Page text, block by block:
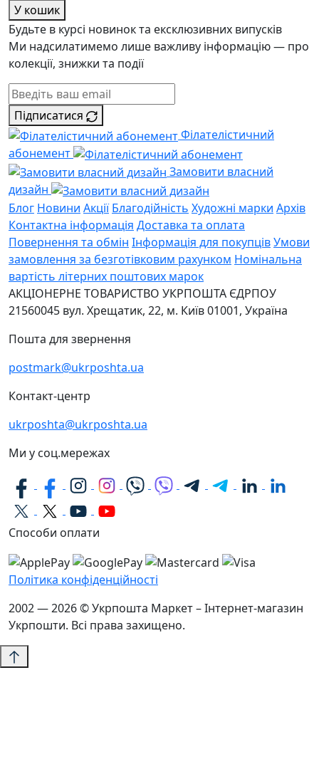
У кошик
Будьте в курсі новинок та ексклюзивних випусків
Ми надсилатимемо лише важливу інформацію — про
колекції, знижки та події
Підписатися
Філателістичний
абонемент
Замовити власний
дизайн
Блог Новини Акції Благодійність Художні марки Архів
Контактна інформація Доставка та оплата
Повернення та обмін Інформація для покупцівУмови
замовлення за безготівковим рахунком Номінальна
вартість літерних поштових марок
АКЦІОНЕРНЕ ТОВАРИСТВО УКРПОШТА ЄДРПОУ
21560045 вул. Хрещатик, 22, м. Київ01001, Україна
Пошта для звернення
postmark@ukrposhta.ua
Контакт-центр
ukrposhta@ukrposhta.ua
Ми у соц.мережах
Способи оплати
Політика конфіденційності
2002 — 2026 © Укрпошта Маркет – Інтернет-магазин
Укрпошти. Всі права захищено.